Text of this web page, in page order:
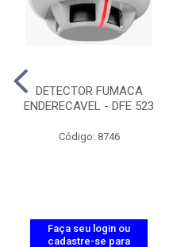
DETECTOR FUMACA
ENDERECAVEL - DFE 523
Código: 8746
Faça seu login ou
cadastre-se para